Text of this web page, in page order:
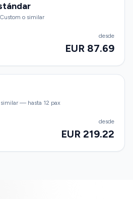
o similar
desde
EUR 87.69
— hasta 12 pax
desde
EUR 219.22